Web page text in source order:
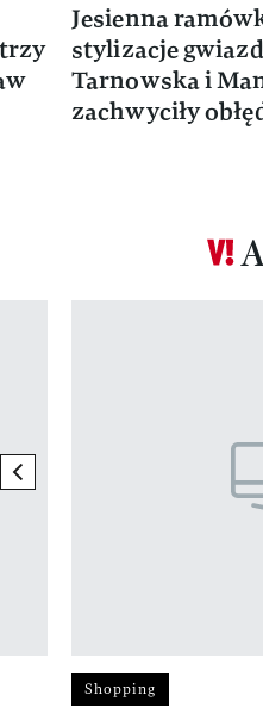
Jesienna
stylizacje
Tarnowska i
zachwyciły
previous element
Shopping